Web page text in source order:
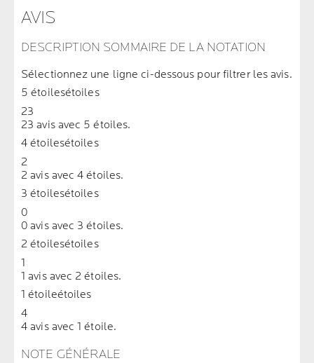
AVIS
DESCRIPTION SOMMAIRE DE LA NOTATION
Sélectionnez une ligne ci-dessous pour filtrer les avis.
5 étoilesétoiles
23
23 avis avec 5 étoiles.
4 étoilesétoiles
2
2 avis avec 4 étoiles.
3 étoilesétoiles
0
0 avis avec 3 étoiles.
2 étoilesétoiles
1
1 avis avec 2 étoiles.
1 étoileétoiles
4
4 avis avec 1 étoile.
NOTE GÉNÉRALE